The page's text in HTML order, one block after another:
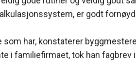
er godt
som har, konstaterer
i familiefirmaet, tok han fagbrev